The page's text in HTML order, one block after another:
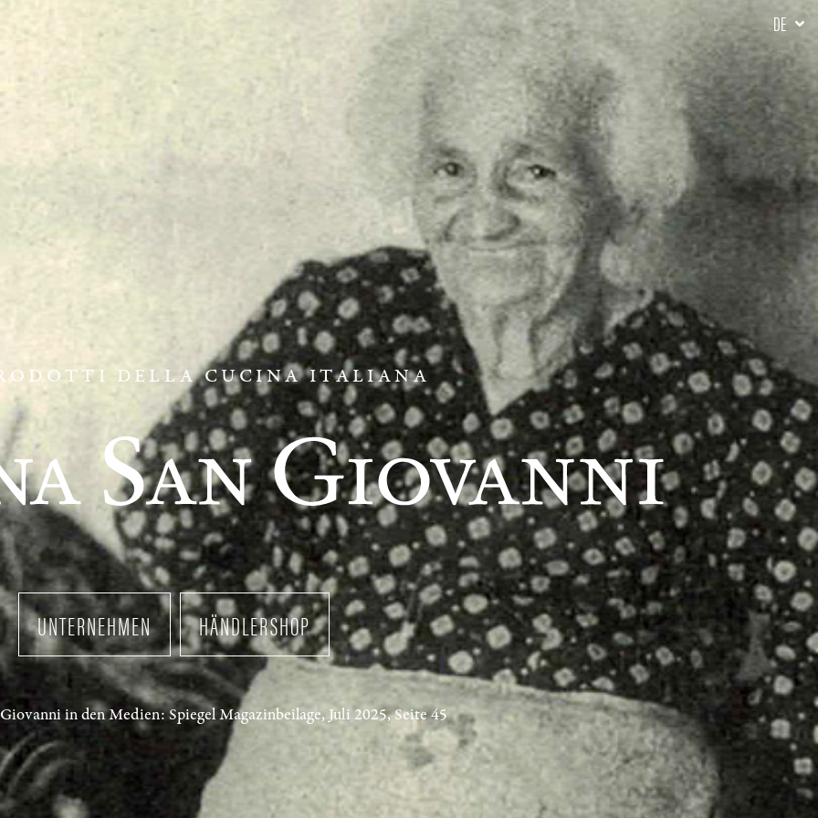
DE
DELLA CUCINA ITALIANA
UNTERNEHMEN HÄNDLERSHOP
in den Medien: Spiegel Magazinbeilage, Juli 2025, Seite 45